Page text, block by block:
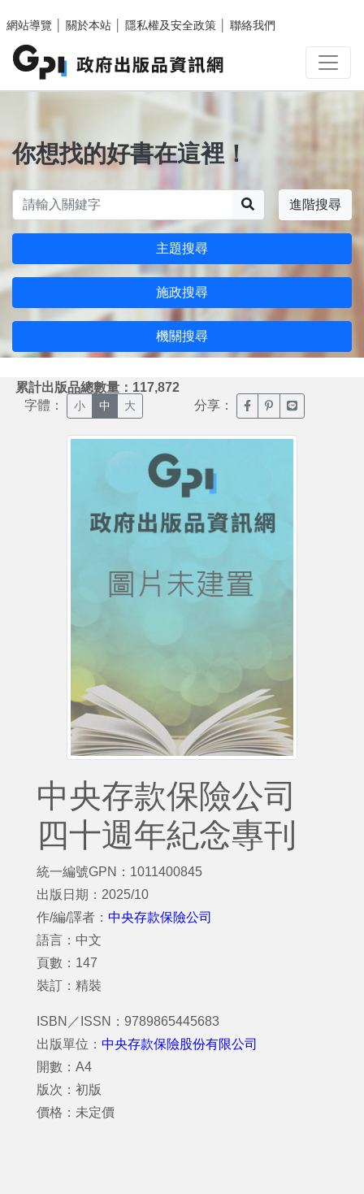
網站導覽
關於本站 隱私權及安全政策 聯絡我們
你想找的好書在這裡！
進階搜尋
主題搜尋
施政搜尋
機關搜尋
累計出版品總數量：117,872
字體： 小 中 大 分享： 臉書分享(另開新視窗)
噗浪分享(另開新
Line分享(另
中央存款保險公司
四十週年紀念專刊
統一編號GPN：1011400845
出版日期：2025/10
作/編/譯者： 中央存款保險公司
語言：中文
頁數：147
裝訂：精裝
ISBN／ISSN：9789865445683
出版單位： 中央存款保險股份有限公司
開數：A4
版次：初版
價格：未定價